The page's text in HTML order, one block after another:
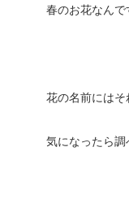
春のお花なんで
花の名前にはそ
気になったら調